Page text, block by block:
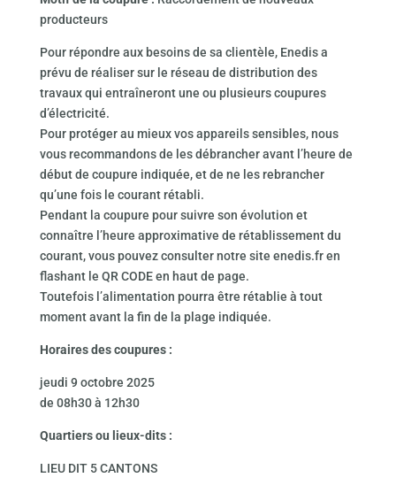
producteurs
Pour répondre aux besoins de sa clientèle, Enedis a
prévu de réaliser sur le réseau de distribution des
travaux qui entraîneront une ou plusieurs coupures
d’électricité.
Pour protéger au mieux vos appareils sensibles, nous
vous recommandons de les débrancher avant l’heure de
début de coupure indiquée, et de ne les rebrancher
qu’une fois le courant rétabli.
Pendant la coupure pour suivre son évolution et
connaître l’heure approximative de rétablissement du
courant, vous pouvez consulter notre site enedis.fr en
flashant le QR CODE en haut de page.
Toutefois l’alimentation pourra être rétablie à tout
moment avant la fin de la plage indiquée.
Horaires des coupures :
jeudi 9 octobre 2025
de 08h30 à 12h30
Quartiers ou lieux-dits :
LIEU DIT 5 CANTONS